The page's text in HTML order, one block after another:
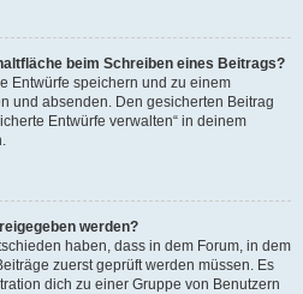
beim Schreiben eines Beitrags?
Entwürfe speichern und zu einem
und absenden. Den gesicherten Beitrag
Entwürfe verwalten“ in deinem
werden?
haben, dass in dem Forum, in dem
zuerst geprüft werden müssen. Es
dich zu einer Gruppe von Benutzern